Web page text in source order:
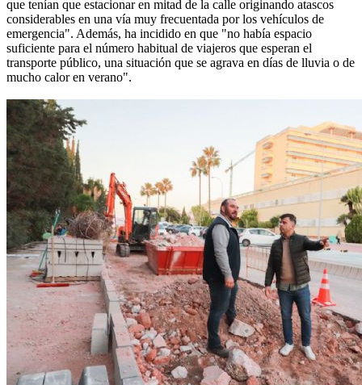
que tenían que estacionar en mitad de la calle originando atascos
considerables en una vía muy frecuentada por los vehículos de
emergencia". Además, ha incidido en que "no había espacio
suficiente para el número habitual de viajeros que esperan el
transporte público, una situación que se agrava en días de lluvia o de
mucho calor en verano".